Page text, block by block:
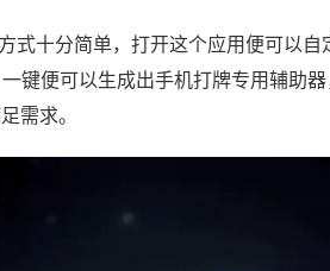
式十分简单，打开这个应用便可以自
键便可以生成出手机打牌专用辅助
需求。